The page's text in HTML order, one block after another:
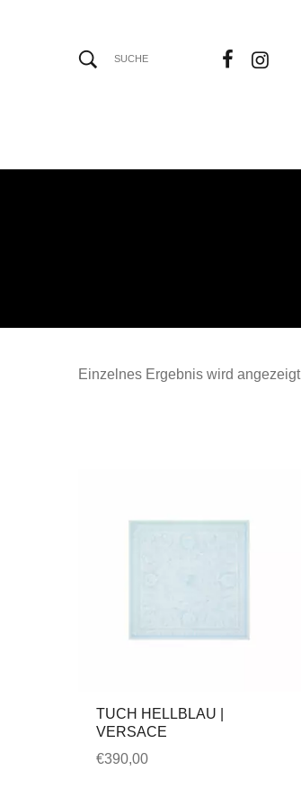
Einzelnes Ergebnis wird angezeigt
TUCH HELLBLAU |
VERSACE
€390,00